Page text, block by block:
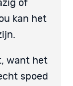
of
kan het
want het
spoed